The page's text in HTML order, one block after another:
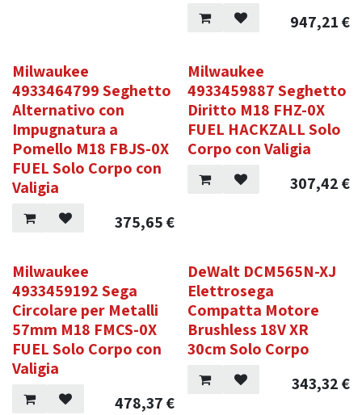
947,21€
Milwaukee
4933464799 Seghetto
Alternativo con
Impugnatura a
Pomello M18 FBJS-0X
FUEL Solo Corpo con
Valigia
375,65€
Milwaukee
4933459887 Seghetto
Diritto M18 FHZ-0X
FUEL HACKZALL Solo
Corpo con Valigia
307,42€
Milwaukee
4933459192 Sega
Circolare per Metalli
57mm M18 FMCS-0X
FUEL Solo Corpo con
Valigia
478,37€
DeWalt DCM565N-XJ
Elettrosega
Compatta Motore
Brushless 18V XR
30cm Solo Corpo
343,32€